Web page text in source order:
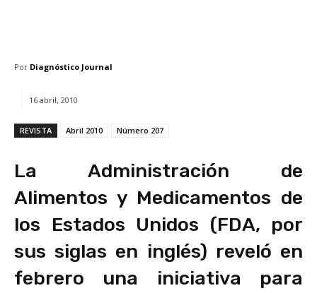
Por Diagnóstico Journal
16 abril, 2010
REVISTA Abril 2010 Número 207
La Administración de
Alimentos y Medicamentos de
los Estados Unidos (FDA, por
sus siglas en inglés) reveló en
febrero una iniciativa para